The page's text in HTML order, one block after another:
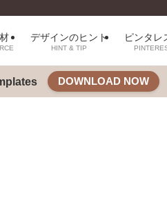
デザインのヒント
HINT & TIP
ピンタレ
DOWNLOAD NOW